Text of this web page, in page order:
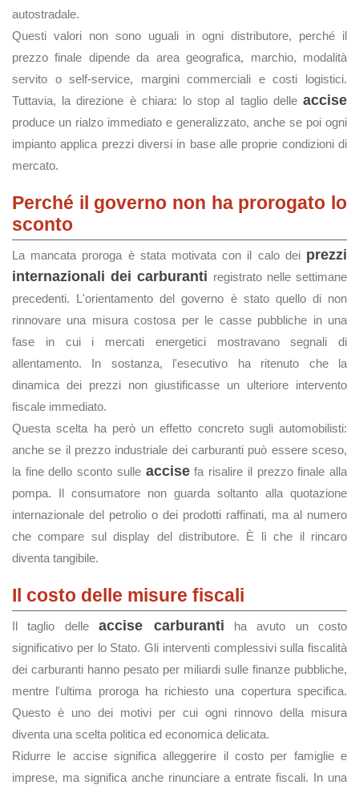
autostradale.
Questi valori non sono uguali in ogni distributore, perché il
prezzo finale dipende da area geografica, marchio, modalità
servito o self-service, margini commerciali e costi logistici.
Tuttavia, la direzione è chiara: lo stop al taglio delle accise
produce un rialzo immediato e generalizzato, anche se poi ogni
impianto applica prezzi diversi in base alle proprie condizioni di
mercato.
Perché il governo non ha prorogato lo
sconto
La mancata proroga è stata motivata con il calo dei prezzi
internazionali dei carburanti registrato nelle settimane
precedenti. L'orientamento del governo è stato quello di non
rinnovare una misura costosa per le casse pubbliche in una
fase in cui i mercati energetici mostravano segnali di
allentamento. In sostanza, l'esecutivo ha ritenuto che la
dinamica dei prezzi non giustificasse un ulteriore intervento
fiscale immediato.
Questa scelta ha però un effetto concreto sugli automobilisti:
anche se il prezzo industriale dei carburanti può essere sceso,
la fine dello sconto sulle accisefa risalire il prezzo finale alla
pompa. Il consumatore non guarda soltanto alla quotazione
internazionale del petrolio o dei prodotti raffinati, ma al numero
che compare sul display del distributore. È lì che il rincaro
diventa tangibile.
Il costo delle misure fiscali
Il taglio delleaccise carburanti ha avuto un costo
significativo per lo Stato. Gli interventi complessivi sulla fiscalità
dei carburanti hanno pesato per miliardi sulle finanze pubbliche,
mentre l'ultima proroga ha richiesto una copertura specifica.
Questo è uno dei motivi per cui ogni rinnovo della misura
diventa una scelta politica ed economica delicata.
Ridurre le accise significa alleggerire il costo per famiglie e
imprese, ma significa anche rinunciare a entrate fiscali. In una